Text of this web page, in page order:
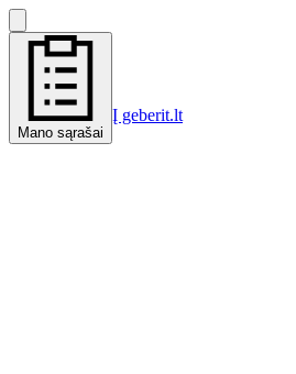
Mano sąrašai
Į geberit.lt